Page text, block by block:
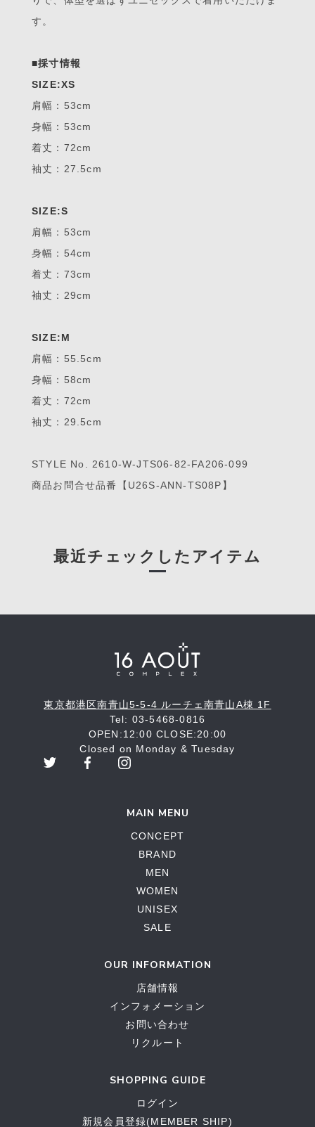
す。
■採寸情報
SIZE:XS
肩幅：53cm
身幅：53cm
着丈：72cm
袖丈：27.5cm
SIZE:S
肩幅：53cm
身幅：54cm
着丈：73cm
袖丈：29cm
SIZE:M
肩幅：55.5cm
身幅：58cm
着丈：72cm
袖丈：29.5cm
STYLE No. 2610-W-JTS06-82-FA206-099
商品お問合せ品番【U26S-ANN-TS08P】
最近チェックしたアイテム
東京都港区南青山5-5-4 ルーチェ南青山A棟 1F
Tel: 03-5468-0816
OPEN:12:00 CLOSE:20:00
Closed on Monday & Tuesday
MAIN MENU
CONCEPT
BRAND
MEN
WOMEN
UNISEX
SALE
OUR INFORMATION
店舗情報
インフォメーション
お問い合わせ
リクルート
SHOPPING GUIDE
ログイン
新規会員登録(MEMBER SHIP)